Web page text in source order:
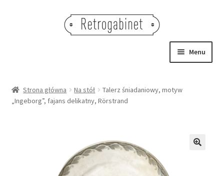
Menu
OBRAZY
Strona główna Na stół
Talerz śniadaniowy, motyw
„Ingeborg”, fajans delikatny, Rörstrand